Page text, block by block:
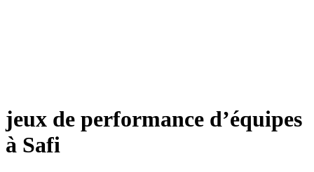
jeux de performance d’équipes
à Safi